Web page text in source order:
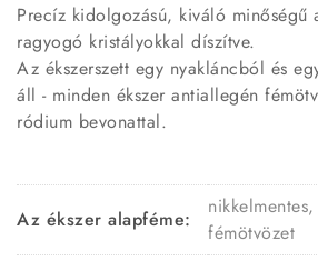
Precíz kidolgozású, kiváló minőségű
ragyogó kristályokkal díszítve.
Az ékszerszett egy nyakláncból és
áll - minden ékszer antiallegén
ródium bevonattal.
Az ékszer alapféme:
fémötvözet